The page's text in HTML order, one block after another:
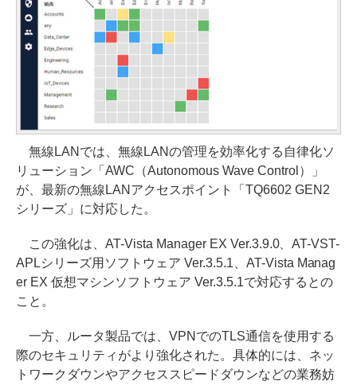
無線LANでは、無線LANの管理を効率化する自律化ソ
リューション「AWC（Autonomous Wave Control）」
が、最新の無線LANアクセスポイント「TQ6602 GEN2
シリーズ」に対応した。
この強化は、AT-Vista Manager EX Ver.3.9.0、AT-VST-
APLシリーズ用ソフトウェア Ver.3.5.1、AT-Vista Manag
er EX 仮想マシンソフトウェア Ver.3.5.1で対応するとの
こと。
一方、ルータ製品では、VPNでのTLS通信を使用する
際のセキュリティがより強化された。具体的には、ネッ
トワークダウンやアクセススピードダウンなどの業務妨